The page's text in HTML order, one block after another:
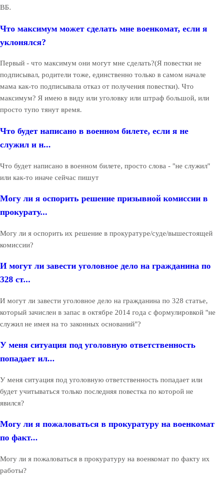
ВБ.
Что максимум может сделать мне военкомат, если я
уклонялся?
Первый - что максимум они могут мне сделать?(Я повестки не
подписывал, родители тоже, единственно только в самом начале
мама как-то подписывала отказ от получения повестки). Что
максимум? Я имею в виду или уголовку или штраф большой, или
просто тупо тянут время.
Что будет написано в военном билете, если я не
служил и н...
Что будет написано в военном билете, просто слова - "не служил"
или как-то иначе сейчас пишут
Могу ли я оспорить решение призывной комиссии в
прокурату...
Могу ли я оспорить их решение в прокуратуре/суде/вышестоящей
комиссии?
И могут ли завести уголовное дело на гражданина по
328 ст...
И могут ли завести уголовное дело на гражданина по 328 статье,
который зачислен в запас в октябре 2014 года с формулировкой "не
служил не имея на то законных оснований"?
У меня ситуация под уголовную ответственность
попадает ил...
У меня ситуация под уголовную ответственность попадает или
будет учитываться только последняя повестка по которой не
явился?
Могу ли я пожаловаться в прокуратуру на военкомат
по факт...
Могу ли я пожаловаться в прокуратуру на военкомат по факту их
работы?